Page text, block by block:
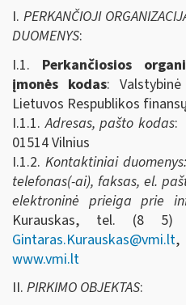
I. PERKANČIOJI
DUOMENYS:
I.1. Perkančiosios
įmonės kodas:
Lietuvos Respublikos
I.1.1.Adresas, pašto kodas:
01514 Vilnius
I.1.2. Kontaktiniai
telefonas(-ai), faksas, el.
elektroninė prieiga prie
Kurauskas, tel. (8 5)
Gintaras.Kurauskas@vmi.lt,
www.vmi.lt
II. PIRKIMO OBJEKTAS: